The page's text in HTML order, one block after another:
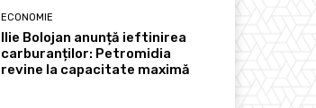
ECONOMIE
Ilie Bolojan anunță ieftinirea
carburanților: Petromidia
revine la capacitate maximă